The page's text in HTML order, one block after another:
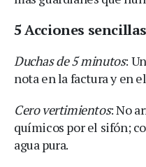
5 Acciones
Duchas de 5 minutos:
nota en la factura y en
Cero vertimientos: No
químicos por el sifón;
agua pura.